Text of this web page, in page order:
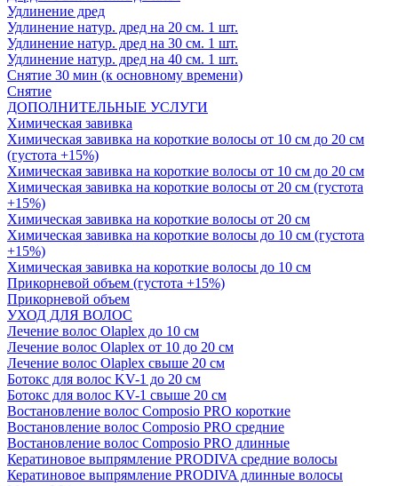
Удлинение дред
Удлинение натур. дред на 20 см. 1 шт.
Удлинение натур. дред на 30 см. 1 шт.
Удлинение натур. дред на 40 см. 1 шт.
Снятие 30 мин (к основному времени)
Снятие
ДОПОЛНИТЕЛЬНЫЕ УСЛУГИ
Химическая завивка
Химическая завивка на короткие волосы от 10 см до 20 см
(густота +15%)
Химическая завивка на короткие волосы от 10 см до 20 см
Химическая завивка на короткие волосы от 20 см (густота
+15%)
Химическая завивка на короткие волосы от 20 см
Химическая завивка на короткие волосы до 10 см (густота
+15%)
Химическая завивка на короткие волосы до 10 см
Прикорневой объем (густота +15%)
Прикорневой объем
УХОД ДЛЯ ВОЛОС
Лечение волос Olapleх до 10 см
Лечение волос Olapleх от 10 до 20 см
Лечение волос Olapleх свыше 20 см
Ботокс для волос KV-1 до 20 см
Ботокс для волос KV-1 свыше 20 см
Востановление волос Composio PRO короткие
Востановление волос Composio PRO средние
Востановление волос Composio PRO длинные
Кератиновое выпрямление PRODIVA средние волосы
Кератиновое выпрямление PRODIVA длинные волосы